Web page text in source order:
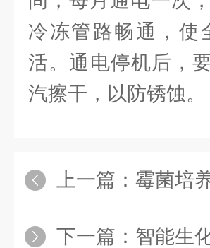
冷冻管路畅通，使
活。通电停机后，
汽擦干，以防锈蚀。
上一篇： 霉菌培
下一篇： 智能生